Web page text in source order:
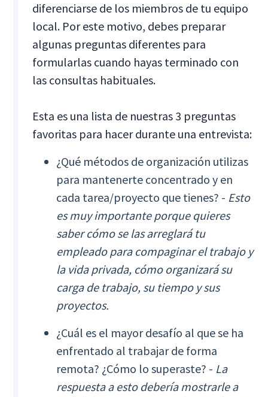
diferenciarse de los miembros de tu equipo
local. Por este motivo, debes preparar
algunas preguntas diferentes para
formularlas cuando hayas terminado con
las consultas habituales.
Esta es una lista de nuestras 3 preguntas
favoritas para hacer durante una entrevista:
¿Qué métodos de organización utilizas
para mantenerte concentrado y en
cada tarea/proyecto que tienes? - Esto
es muy importante porque quieres
saber cómo se las arreglará tu
empleado para compaginar el trabajo y
la vida privada, cómo organizará su
carga de trabajo, su tiempo y sus
proyectos.
¿Cuál es el mayor desafío al que se ha
enfrentado al trabajar de forma
remota? ¿Cómo lo superaste? - La
respuesta a esto debería mostrarle a